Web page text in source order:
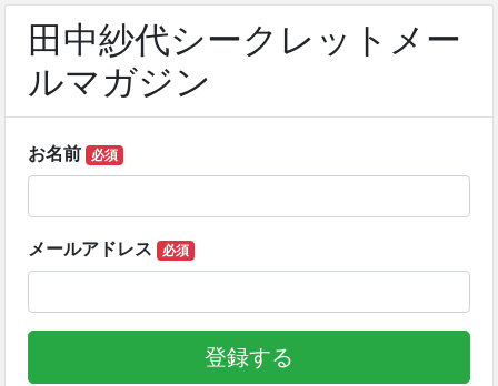
田中紗代シークレットメー
ルマガジン
お名前 必須
メールアドレス 必須
登録する